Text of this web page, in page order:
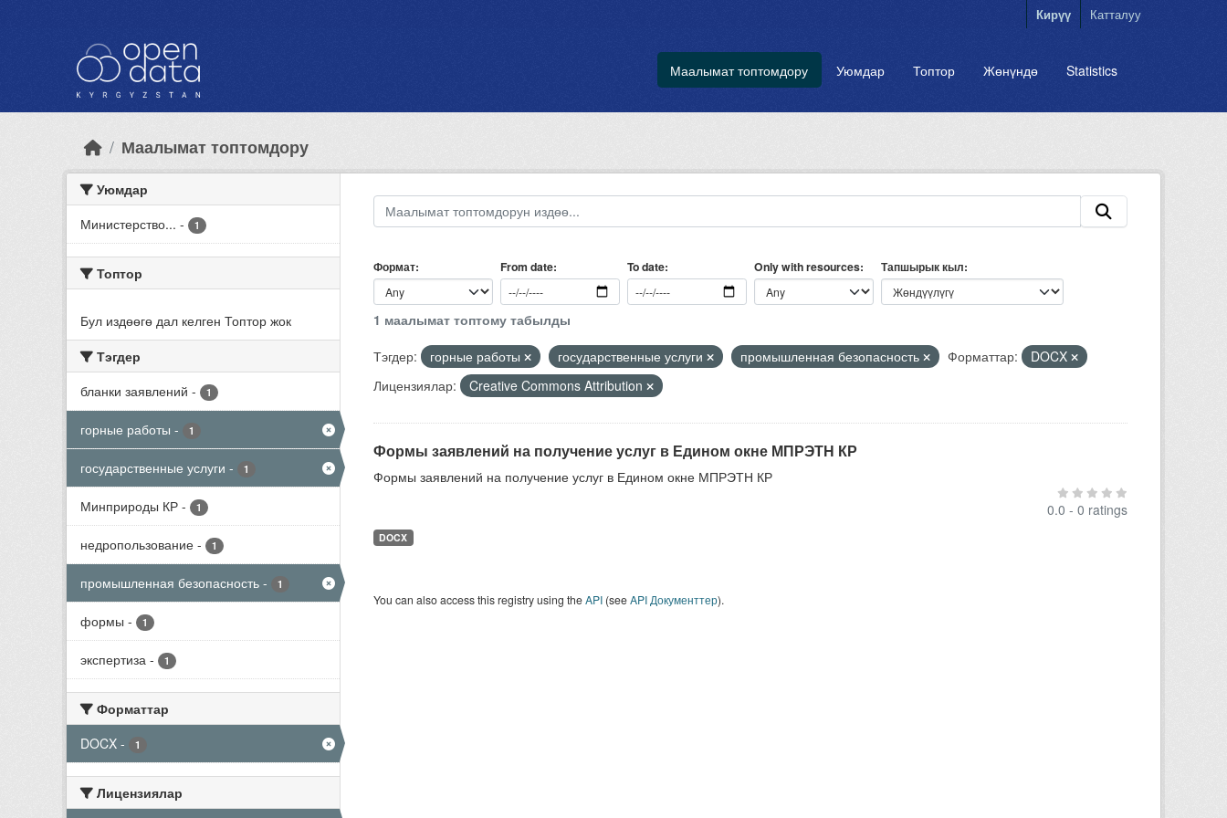
Кирүү Катталуу
Маалымат топтомдору Уюмдар Топтор Жөнүндө Statistics
Маалымат топтомдору
Уюмдар
Министерство... - 1
Топтор
Бул издөөгө дал келген Топтор жок
Тэгдер
бланки заявлений - 1
горные работы - 1
государственные услуги - 1
Минприроды КР - 1
недропользование - 1
промышленная безопасность - 1
формы - 1
экспертиза - 1
Форматтар
DOCX - 1
Лицензиялар
Формат From date To date Only with resources Тапшырык кыл
1 маалымат топтому табылды
Тэгдер:
горные работы государственные услуги промышленная безопасность Форматтар:
DOCX
Лицензиялар:
Creative Commons Attribution
Формы заявлений на получение услуг в Едином окне МПРЭТН КР
Формы заявлений на получение услуг в Едином окне МПРЭТН КР
0.0 - 0 ratings
DOCX
You can also access this registry using theAPI(seeAPI Документтер).